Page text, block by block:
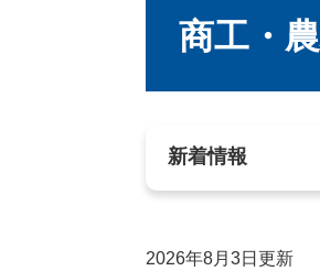
商工・
新着情報
2026年8月3日更新